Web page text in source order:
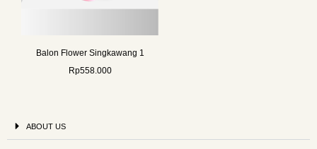
Balon Flower Singkawang 1
Rp558.000
ABOUT US